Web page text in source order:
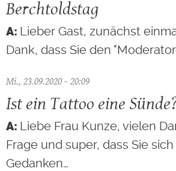
Berchtoldstag
Lieber Gast, zunächst
Dank, dass Sie den
Mi., 23.09.2020 - 20:09
Ist ein Tattoo eine
Liebe Frau Kunze, vielen
Frage und super, dass Sie
Gedanken…